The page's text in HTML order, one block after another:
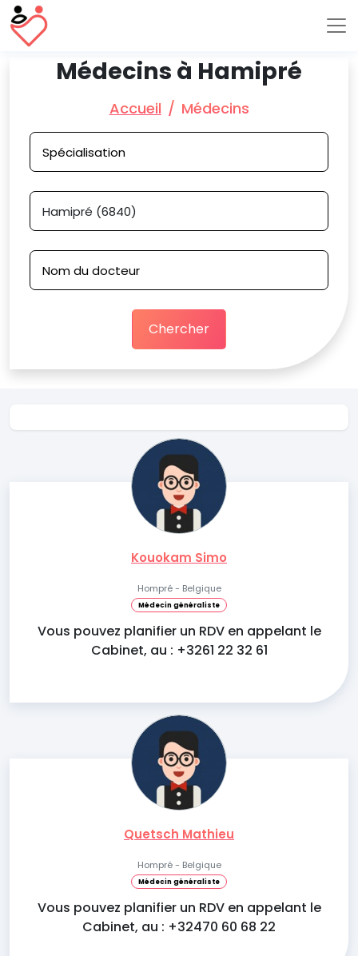
Médecins à Hamipré
Accueil Médecins
Chercher
Kouokam Simo
Hompré - Belgique
Médecin généraliste
Vous pouvez planifier un RDV en appelant le
Cabinet, au : +3261 22 32 61
Quetsch Mathieu
Hompré - Belgique
Médecin généraliste
Vous pouvez planifier un RDV en appelant le
Cabinet, au : +32470 60 68 22